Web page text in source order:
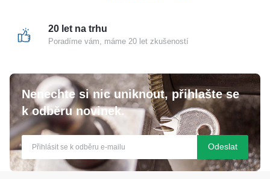
20 let na trhu
Poradíme vám, máme 20 let zkušeností
Nenechte si nic uniknout, přihlašte se
k odběru novinek.
Odeslat